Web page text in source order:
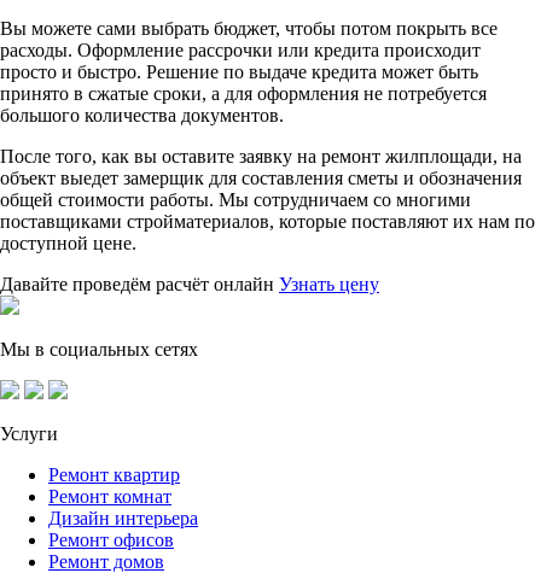
Вы можете сами выбрать бюджет, чтобы потом покрыть все
расходы. Оформление рассрочки или кредита происходит
просто и быстро. Решение по выдаче кредита может быть
принято в сжатые сроки, а для оформления не потребуется
большого количества документов.
После того, как вы оставите заявку на ремонт жилплощади, на
объект выедет замерщик для составления сметы и обозначения
общей стоимости работы. Мы сотрудничаем со многими
поставщиками стройматериалов, которые поставляют их нам по
доступной цене.
Давайте проведём расчёт онлайн Узнать цену
Мы в социальных сетях
Услуги
Ремонт квартир
Ремонт комнат
Дизайн интерьера
Ремонт офисов
Ремонт домов